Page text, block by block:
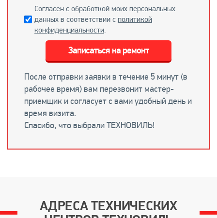
Согласен с обработкой моих персональных
данных в соответствии с политикой
конфиденциальности.
После отправки заявки в течение 5 минут (в
рабочее время) вам перезвонит мастер-
приемщик и согласует с вами удобный день и
время визита.
Спасибо, что выбрали ТЕХНОВИЛЬ!
Записаться на ремонт
АДРЕСА ТЕХНИЧЕСКИХ